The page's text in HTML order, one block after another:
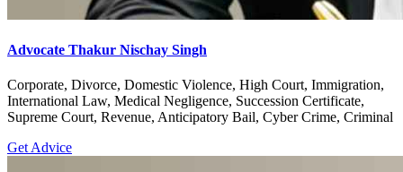
Advocate Thakur Nischay Singh
Corporate, Divorce, Domestic Violence, High Court, Immigration,
International Law, Medical Negligence, Succession Certificate,
Supreme Court, Revenue, Anticipatory Bail, Cyber Crime, Criminal
Get Advice